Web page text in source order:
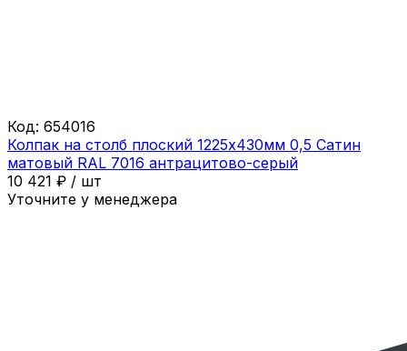
Код: 654016
Колпак на столб плоский 1225х430мм 0,5 Сатин
матовый RAL 7016 антрацитово-серый
10 421 ₽ / шт
Уточните у менеджера